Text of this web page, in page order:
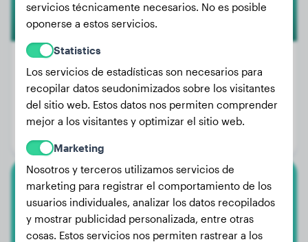
Peso:
24 kg
Edad:
2 años, 10 meses
Teckel
Mila
servicios técnicamente necesarios. No es posible
oponerse a estos servicios.
Statistics
Los servicios de estadísticas son necesarios para
recopilar datos seudonimizados sobre los visitantes
del sitio web. Estos datos nos permiten comprender
mejor a los visitantes y optimizar el sitio web.
Marketing
Nosotros y terceros utilizamos servicios de
marketing para registrar el comportamiento de los
usuarios individuales, analizar los datos recopilados
y mostrar publicidad personalizada, entre otras
cosas. Estos servicios nos permiten rastrear a los